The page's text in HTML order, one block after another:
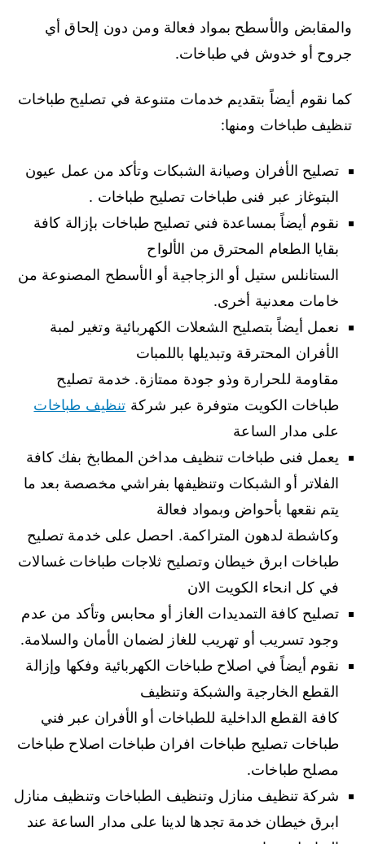
والمقابض والأسطح بمواد فعالة ومن دون إلحاق أي
جروح أو خدوش في طباخات.
كما نقوم أيضاً بتقديم خدمات متنوعة في تصليح طباخات
تنظيف طباخات ومنها:
تصليح الأفران وصيانة الشبكات وتأكد من عمل عيون
البتوغاز عبر فنى طباخات تصليح طباخات .
نقوم أيضاً بمساعدة فني تصليح طباخات بإزالة كافة
بقايا الطعام المحترق من الألواح
الستانلس ستيل أو الزجاجية أو الأسطح المصنوعة من
خامات معدنية أخرى.
نعمل أيضاً بتصليح الشعلات الكهربائية وتغير لمبة
الأفران المحترقة وتبديلها باللمبات
مقاومة للحرارة وذو جودة ممتازة. خدمة تصليح
طباخات الكويت متوفرة عبر شركة تنظيف طباخات
على مدار الساعة
يعمل فنى طباخات تنظيف مداخن المطابخ بفك كافة
الفلاتر أو الشبكات وتنظيفها بفراشي مخصصة بعد ما
يتم نقعها بأحواض وبمواد فعالة
وكاشطة لدهون المتراكمة. احصل على خدمة تصليح
طباخات ابرق خيطان وتصليح ثلاجات طباخات غسالات
في كل انحاء الكويت الان
تصليح كافة التمديدات الغاز أو محابس وتأكد من عدم
وجود تسريب أو تهريب للغاز لضمان الأمان والسلامة.
نقوم أيضاً في اصلاح طباخات الكهربائية وفكها وإزالة
القطع الخارجية والشبكة وتنظيف
كافة القطع الداخلية للطباخات أو الأفران عبر فني
طباخات تصليح طباخات افران طباخات اصلاح طباخات
مصلح طباخات.
شركة تنظيف منازل وتنظيف الطباخات وتنظيف منازل
ابرق خيطان خدمة تجدها لدينا على مدار الساعة عند